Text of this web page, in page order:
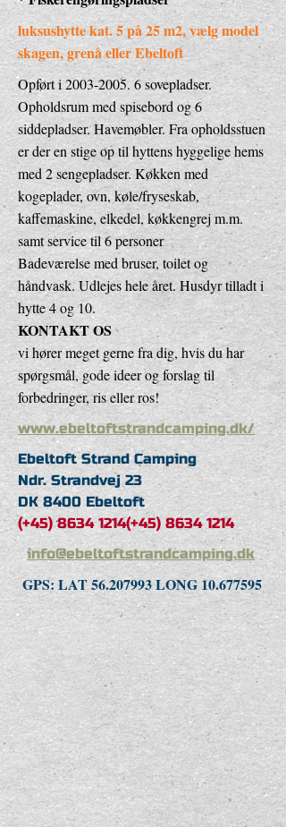
luksushytte kat. 5 på 25 m2, vælg model
skagen, grenå eller Ebeltoft
Opført i2003-2005. 6sovepladser.
Opholdsrum med spisebord og 6
siddepladser. Havemøbler. Fra opholdsstuen
er der en stige op til hyttens hyggelige hems
med 2 sengepladser. Køkken med
kogeplader, ovn, køle/fryseskab,
kaffemaskine, elkedel, køkkengrej m.m.
samt service til 6 personer
Badeværelse med bruser, toilet og
håndvask. Udlejes hele året. Husdyr tilladt i
hytte 4 og 10.
KONTAKT OS
vi hører meget gerne fra dig, hvis du har
spørgsmål, gode ideer og forslag til
forbedringer, ris eller ros!
www.ebeltoftstrandcamping.dk/
Ebeltoft Strand Camping
Ndr. Strandvej 23
DK 8400 Ebeltoft
(+45)8634 1214(+45) 8634 1214
info@ebeltoftstrandcamping.dk
GPS: LAT56.207993LONG10.677595